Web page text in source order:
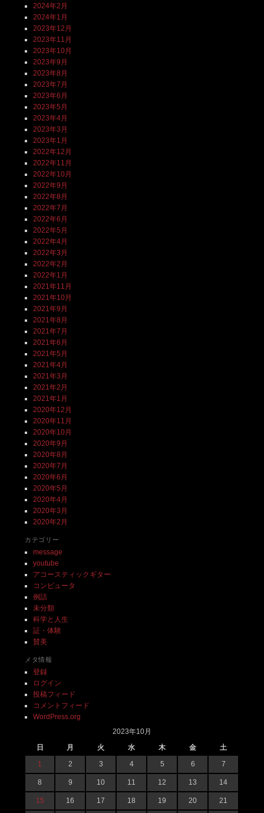
2024年2月
2024年1月
2023年12月
2023年11月
2023年10月
2023年9月
2023年8月
2023年7月
2023年6月
2023年5月
2023年4月
2023年3月
2023年1月
2022年12月
2022年11月
2022年10月
2022年9月
2022年8月
2022年7月
2022年6月
2022年5月
2022年4月
2022年3月
2022年2月
2022年1月
2021年11月
2021年10月
2021年9月
2021年8月
2021年7月
2021年6月
2021年5月
2021年4月
2021年3月
2021年2月
2021年1月
2020年12月
2020年11月
2020年10月
2020年9月
2020年8月
2020年7月
2020年6月
2020年5月
2020年4月
2020年3月
2020年2月
カテゴリー
message
youtube
アコースティックギター
コンピュータ
例話
未分類
科学と人生
証・体験
賛美
メタ情報
登録
ログイン
投稿フィード
コメントフィード
WordPress.org
2023年10月
日
月 火 水 木 金
土
1
2 3 4 5 6 7
8 9 10 11 12 13 14
15 16 17 18 19 20 21